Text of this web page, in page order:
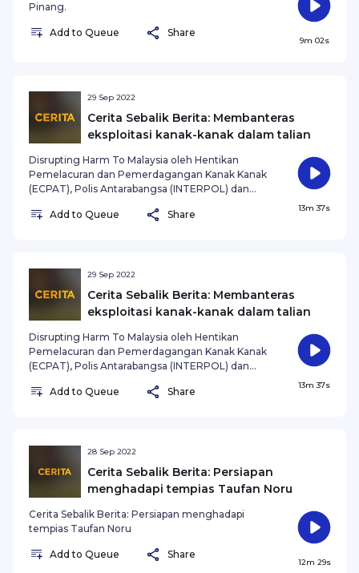
Pinang.
Add to Queue Share
9m 02s
29 Sep 2022
Cerita Sebalik Berita: Membanteras
eksploitasi kanak-kanak dalam talian
Disrupting Harm To Malaysia oleh Hentikan
Pemelacuran dan Pemerdagangan Kanak Kanak
(ECPAT), Polis Antarabangsa (INTERPOL) dan
Antarabangsa Bangsa Bangsa Bersatu (UNICEF).
Add to Queue Share
13m 37s
29 Sep 2022
Cerita Sebalik Berita: Membanteras
eksploitasi kanak-kanak dalam talian
Disrupting Harm To Malaysia oleh Hentikan
Pemelacuran dan Pemerdagangan Kanak Kanak
(ECPAT), Polis Antarabangsa (INTERPOL) dan
Antarabangsa Bangsa Bangsa Bersatu (UNICEF).
Add to Queue Share
13m 37s
28 Sep 2022
Cerita Sebalik Berita: Persiapan
menghadapi tempias Taufan Noru
Cerita Sebalik Berita: Persiapan menghadapi
tempias Taufan Noru
Add to Queue Share
12m 29s